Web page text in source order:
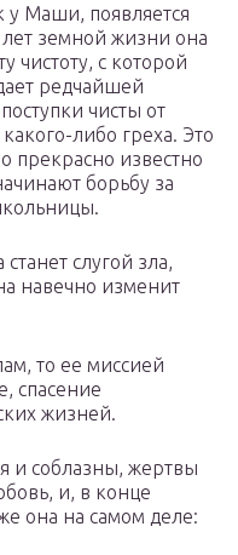
у Маши, появляется
лет земной жизни она
чистоту, с которой
редчайшей
чисты от
либо греха. Это
прекрасно известно
борьбу за
слугой зла,
навечно изменит
то ее миссией
спасение
жизней.
и соблазны, жертвы
и, в конце
она на самом деле: